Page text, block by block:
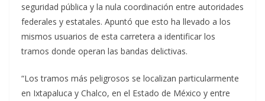
seguridad pública y la nula coordinación entre autoridades
federales y estatales. Apuntó que esto ha llevado a los
mismos usuarios de esta carretera a identificar los
tramos donde operan las bandas delictivas.
“Los tramos más peligrosos se localizan particularmente
en Ixtapaluca y Chalco, en el Estado de México y entre